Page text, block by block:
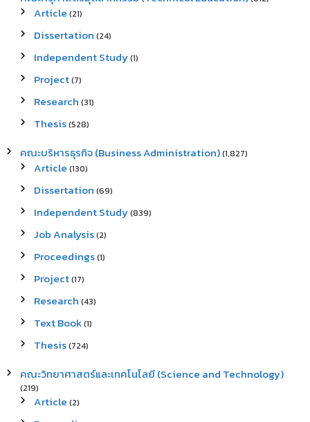
Article (21)
Dissertation (24)
Independent Study(1)
Project(7)
Research (31)
Thesis(528)
คณะบริหารธุรกิจ (Business Administration)(1,827)
Article (130)
Dissertation (69)
Independent Study(839)
Job Analysis(2)
Proceedings(1)
Project(17)
Research (43)
Text Book(1)
Thesis(724)
คณะวิทยาศาสตร์และเทคโนโลยี (Science and Technology)
(219)
Article (2)